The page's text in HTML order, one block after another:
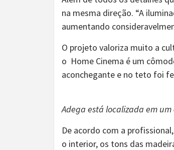
na mesma direção. “A
aumentando
O projeto valoriza muito a
o Home Cinema é um
aconchegante e no teto foi
Adega está localizada em
De acordo com a
o interior, os tons das